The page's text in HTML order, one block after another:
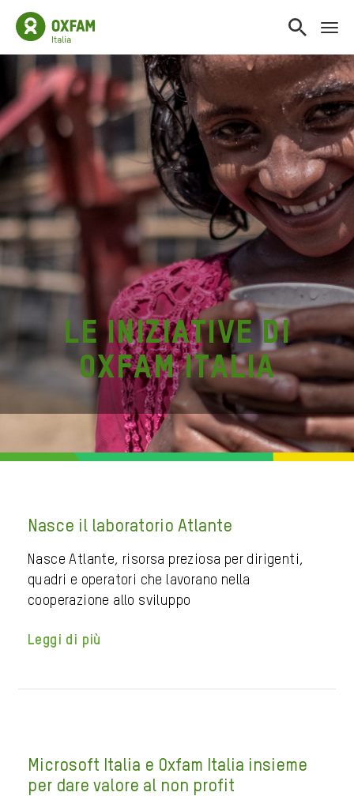
Le iniziative di
Oxfam Italia
Nasce il laboratorio Atlante
Nasce Atlante, risorsa preziosa per dirigenti,
quadri e operatori che lavorano nella
cooperazione allo sviluppo
Leggi di più
Microsoft Italia e Oxfam Italia insieme
per dare valore al non profit